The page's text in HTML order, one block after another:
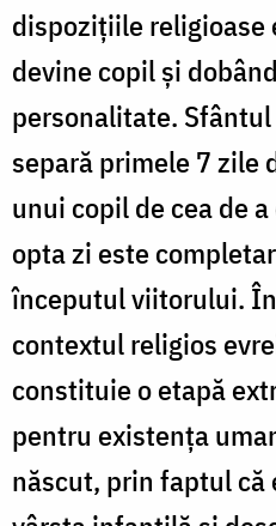
dispozițiile
devine copil și
personalitate.
separă primele 7 zile
unui copil de cea de
opta zi este
începutul viitorului.
contextul religios
constituie o etapă
pentru existența
născut, prin faptul că